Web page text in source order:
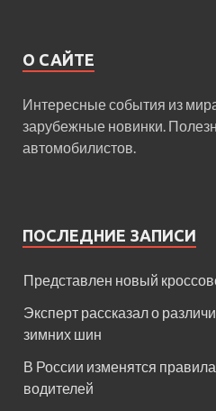
О САЙТЕ
Интересные события из
зарубежные новинки.
автомобилистов.
ПОСЛЕДНИЕ ЗАПИСИ
Представлен новый
Эксперт рассказал о
зимних шин
В России изменятся
водителей